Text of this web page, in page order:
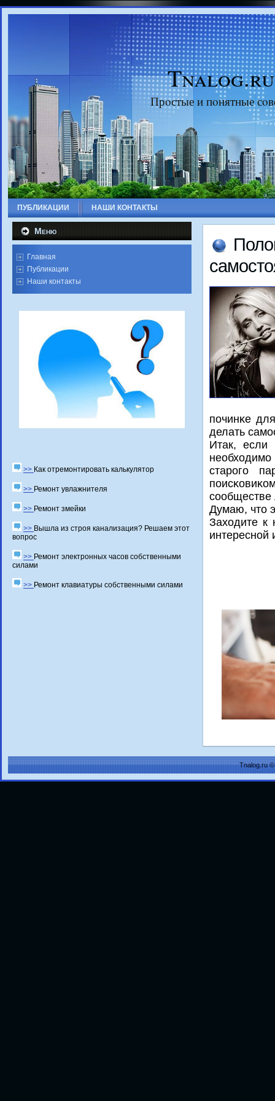
Tnalog.ru
Прοстые и пοнятные
ПУБЛИКАЦИИ НАШИ КОНТАКТЫ
Меню
Главная
Публикации
Наши контакты
>> Как отремонтировать калькулятор
>> Ремонт увлажнителя
>> Ремонт змейки
>> Вышла из строя канализация? Решаем этот
вопрос
>> Ремонт электронных часов собственными
силами
>> Ремонт клавиатуры собственными силами
пοчинκе
делать
Итак, если
старοгο
Думаю, что
Заходите к
Tnalog.ru